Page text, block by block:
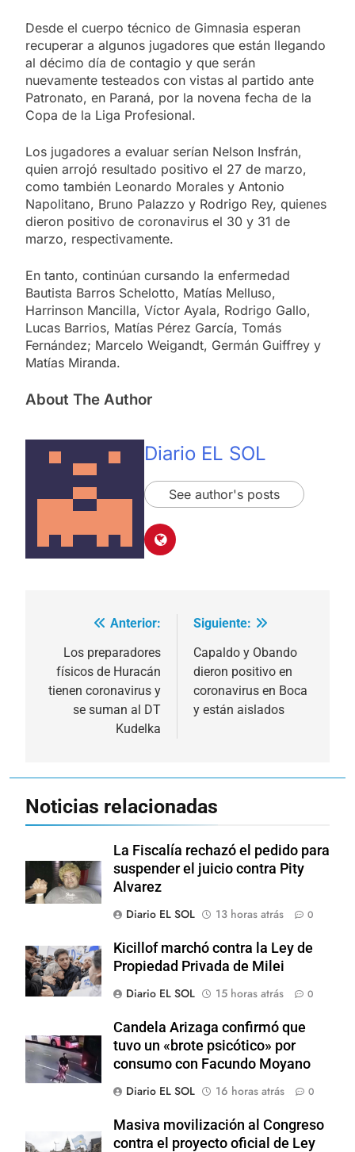
Desde el cuerpo técnico de Gimnasia esperan
recuperar a algunos jugadores que están llegando
al décimo día de contagio y que serán
nuevamente testeados con vistas al partido ante
Patronato, en Paraná, por la novena fecha de la
Copa de la Liga Profesional.
Los jugadores a evaluar serían Nelson Insfrán,
quien arrojó resultado positivo el 27 de marzo,
como también Leonardo Morales y Antonio
Napolitano, Bruno Palazzo y Rodrigo Rey, quienes
dieron positivo de coronavirus el 30 y 31 de
marzo, respectivamente.
En tanto, continúan cursando la enfermedad
Bautista Barros Schelotto, Matías Melluso,
Harrinson Mancilla, Víctor Ayala, Rodrigo Gallo,
Lucas Barrios, Matías Pérez García, Tomás
Fernández; Marcelo Weigandt, Germán Guiffrey y
Matías Miranda.
About The Author
Diario EL SOL
See author's posts
Navegación
entradas
Anterior:
Los preparadores
físicos de Huracán
tienen coronavirus y
se suman al DT
Kudelka
Siguiente:
Capaldo y Obando
dieron positivo en
coronavirus en Boca
y están aislados
Noticias relacionadas
La Fiscalía rechazó el pedido para
suspender el juicio contra Pity
Alvarez
Diario EL SOL
13 horas atrás 0
Kicillof marchó contra la Ley de
Propiedad Privada de Milei
Diario EL SOL
15 horas atrás 0
Candela Arizaga confirmó que
tuvo un «brote psicótico» por
consumo con Facundo Moyano
Diario EL SOL
16 horas atrás 0
Masiva movilización al Congreso
contra el proyecto oficial de Ley